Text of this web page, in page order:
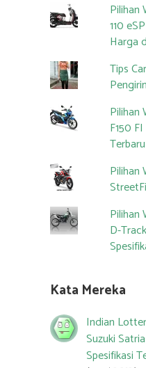
Pilihan
110
Harga
Tips
Pilihan
F150
Terbaru
Pilihan
Pilihan
D-
Kata Mereka
Indian
Suzuki
Spesifikasi